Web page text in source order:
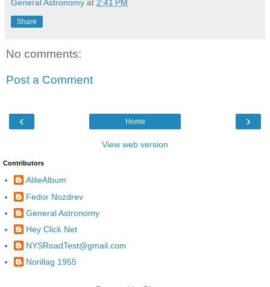
General Astronomy at 2:41 PM
Share
No comments:
Post a Comment
‹ ›
Home
View web version
Contributors
AliteAlbum
Fedor Nozdrev
General Astronomy
Hey Click Net
NYSRoadTest@gmail.com
Norillag 1955